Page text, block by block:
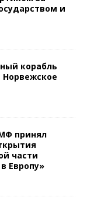
и
корабль
Норвежское
принял
части
Европу»